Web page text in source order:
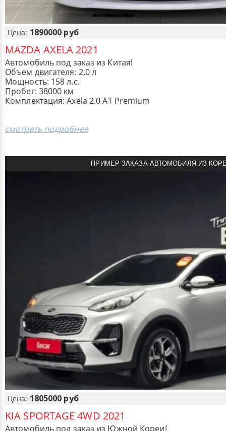
Цена: 1890000 руб
MAZDA AXELA 2021
Автомобиль под заказ из Китая!
Объем двигателя: 2.0 л
Мощность: 158 л.с.
Пробег: 38000 км
Комплектация: Axela 2.0 AT Premium
смотреть подробнее
ПРИМЕР ЗАКАЗА АВТОМОБИЛЯ ИЗ
Цена: 1805000 руб
KIA SPORTAGE 4WD 2021
Автомобиль под заказ из Южной Кореи!